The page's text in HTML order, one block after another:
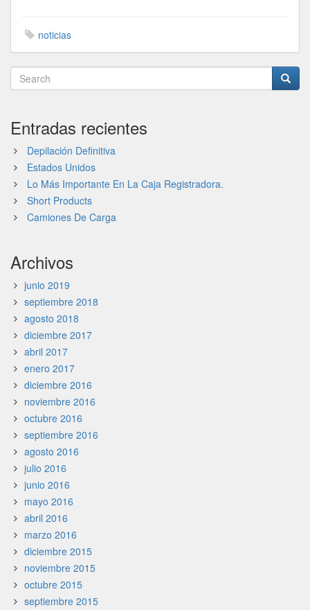
noticias
Entradas recientes
Depilación Definitiva
Estados Unidos
Lo Más Importante En La Caja Registradora.
Short Products
Camiones De Carga
Archivos
junio 2019
septiembre 2018
agosto 2018
diciembre 2017
abril 2017
enero 2017
diciembre 2016
noviembre 2016
octubre 2016
septiembre 2016
agosto 2016
julio 2016
junio 2016
mayo 2016
abril 2016
marzo 2016
diciembre 2015
noviembre 2015
octubre 2015
septiembre 2015